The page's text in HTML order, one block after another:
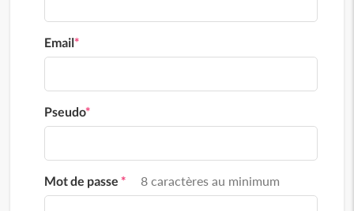
Email*
Pseudo*
Mot de passe * 8 caractères au minimum